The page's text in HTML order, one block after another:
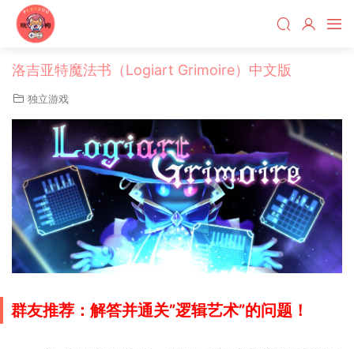
洛吉亚特魔法书（Logiart Grimoire）中文版
独立游戏
群友推荐：解答并通关”逻辑艺术”的问题！